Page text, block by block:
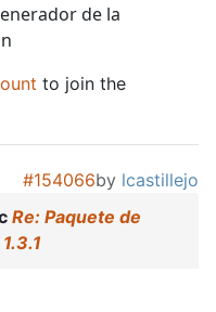
de la
to join the
#154066by lcastillejo
Re: Paquete de